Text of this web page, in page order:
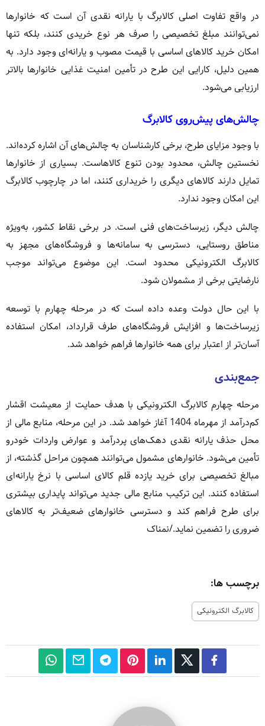
در واقع تفاوت اصلی کالابرگ با یارانه نقدی آن است که خانوارها
نمی‌توانند مبلغ تخصیصی را صرف هر نوع خریدی کنند، بلکه تنها
امکان خرید کالاهای اساسی با قیمت مصوب و یارانه‌ای وجود دارد. به
همین دلیل، کارایی این طرح در تأمین امنیت غذایی خانوارها بالاتر
ارزیابی می‌شود.
چالش‌های پیش‌روی کالابرگ
با وجود مزایای طرح، برخی کارشناسان به چالش‌های آن اشاره کرده‌اند.
نخستین چالش، محدود بودن تنوع کالاهاست. بسیاری از خانوارها
تمایل دارند کالاهای دیگری را خریداری کنند، اما در چارچوب کالابرگ
این امکان وجود ندارد.
چالش دیگر، زیرساخت‌های فنی است. در برخی نقاط کشور، به‌ویژه
مناطق روستایی، دسترسی به سامانه‌ها و فروشگاه‌های مجهز به
کالابرگ الکترونیکی محدود است. این موضوع می‌تواند موجب
نارضایتی برخی از مشمولان شود.
با این حال دولت وعده داده است که در مرحله چهارم با توسعه
زیرساخت‌ها و افزایش فروشگاه‌های طرف قرارداد، امکان استفاده
آسان‌تر از اعتبار برای همه خانوارها فراهم خواهد شد.
جمع‌بندی
مرحله چهارم کالابرگ الکترونیکی با هدف حمایت از معیشت اقشار
کم‌درآمد از مهرماه 1404 آغاز خواهد شد. در این مرحله، منابع مالی از
محل حذف یارانه نقدی دهک‌های پردرآمد و عوارض واردات خودرو
تأمین می‌شود. خانوارهای مشمول می‌توانند همچون مراحل گذشته، از
مبالغ تخصیصی برای خرید یازده قلم کالای اساسی با نرخ یارانه‌ای
استفاده کنند. این ترکیب منابع مالی جدید می‌تواند پایداری بیشتری
برای طرح فراهم کند و دسترسی خانوارهای ضعیف‌تر به کالاهای
ضروری را تضمین نماید./نمناک
برچسب ها:
کالابرگ الکترونیکی